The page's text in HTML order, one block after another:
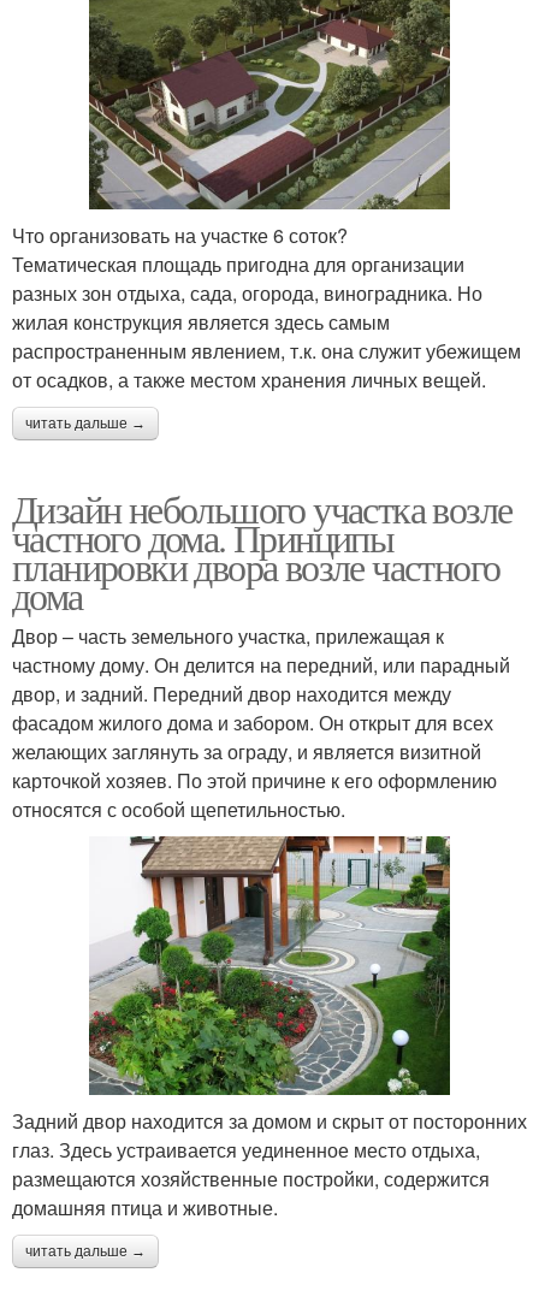
Что организовать на участке 6 соток?
Тематическая площадь пригодна для организации
разных зон отдыха, сада, огорода, виноградника. Но
жилая конструкция является здесь самым
распространенным явлением, т.к. она служит убежищем
от осадков, а также местом хранения личных вещей.
читать дальше →
Дизайн небольшого участка возле
частного дома. Принципы
планировки двора возле частного
дома
Двор – часть земельного участка, прилежащая к
частному дому. Он делится на передний, или парадный
двор, и задний. Передний двор находится между
фасадом жилого дома и забором. Он открыт для всех
желающих заглянуть за ограду, и является визитной
карточкой хозяев. По этой причине к его оформлению
относятся с особой щепетильностью.
Задний двор находится за домом и скрыт от посторонних
глаз. Здесь устраивается уединенное место отдыха,
размещаются хозяйственные постройки, содержится
домашняя птица и животные.
читать дальше →